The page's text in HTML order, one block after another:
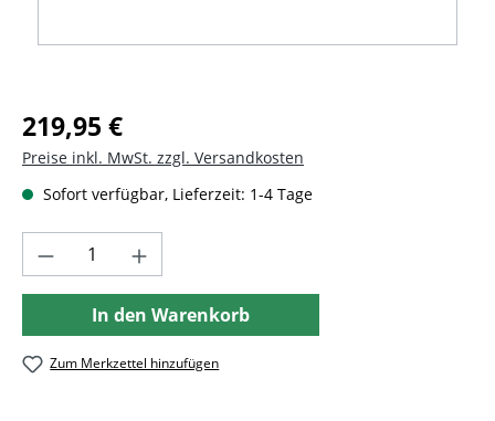
Regulärer Preis:
219,95 €
Preise inkl. MwSt. zzgl. Versandkosten
Sofort verfügbar, Lieferzeit: 1-4 Tage
Produkt Anzahl: Gib den gewünschten
In den Warenkorb
Zum Merkzettel hinzufügen